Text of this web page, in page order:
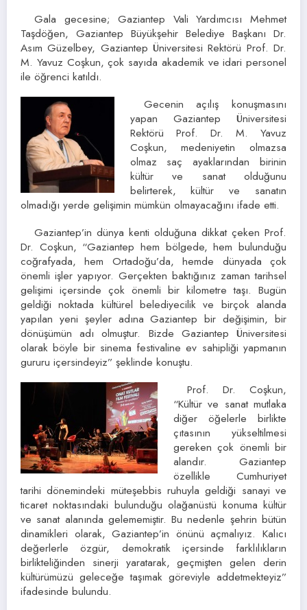
Gala gecesine; Gaziantep Vali Yardımcısı Mehmet
Taşdöğen, Gaziantep Büyükşehir Belediye Başkanı Dr.
Asım Güzelbey, Gaziantep Üniversitesi Rektörü Prof. Dr.
M. Yavuz Coşkun, çok sayıda akademik ve idari personel
ile öğrenci katıldı.
Gecenin açılış konuşmasını
yapan Gaziantep Üniversitesi
Rektörü Prof. Dr. M. Yavuz
Coşkun, medeniyetin olmazsa
olmaz saç ayaklarından birinin
kültür ve sanat olduğunu
belirterek, kültür ve sanatın
olmadığı yerde gelişimin mümkün olmayacağını ifade etti.
Gaziantep’in dünya kenti olduğuna dikkat çeken Prof.
Dr. Coşkun, “Gaziantep hem bölgede, hem bulunduğu
coğrafyada, hem Ortadoğu’da, hemde dünyada çok
önemli işler yapıyor. Gerçekten baktığınız zaman tarihsel
gelişimi içersinde çok önemli bir kilometre taşı. Bugün
geldiği noktada kültürel belediyecilik ve birçok alanda
yapılan yeni şeyler adına Gaziantep bir değişimin, bir
dönüşümün adı olmuştur. Bizde Gaziantep Üniversitesi
olarak böyle bir sinema festivaline ev sahipliği yapmanın
gururu içersindeyiz” şeklinde konuştu.
Prof. Dr. Coşkun,
“Kültür ve sanat mutlaka
diğer öğelerle birlikte
çıtasının yükseltilmesi
gereken çok önemli bir
alandır. Gaziantep
özellikle Cumhuriyet
tarihi dönemindeki müteşebbis ruhuyla geldiği sanayi ve
ticaret noktasındaki bulunduğu olağanüstü konuma kültür
ve sanat alanında gelememiştir. Bu nedenle şehrin bütün
dinamikleri olarak, Gaziantep’in önünü açmalıyız. Kalıcı
değerlerle özgür, demokratik içersinde farklılıkların
birlikteliğinden sinerji yaratarak, geçmişten gelen derin
kültürümüzü geleceğe taşımak göreviyle addetmekteyiz”
ifadesinde bulundu.